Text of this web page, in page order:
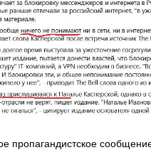
пропагандистское